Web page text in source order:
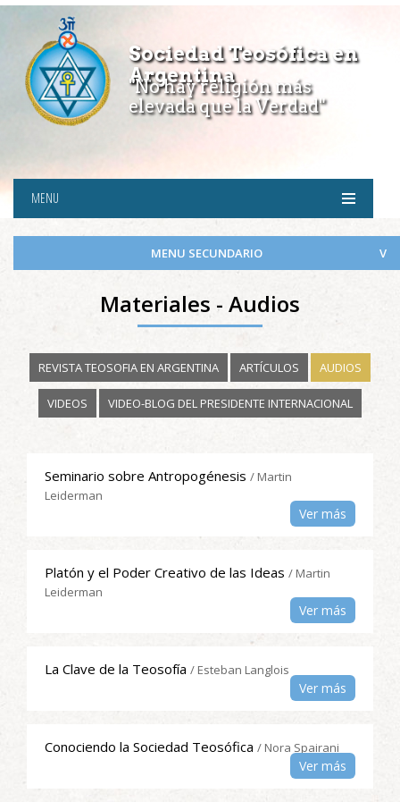
Sociedad Teosófica en
Argentina
"No hay religión más
elevada que la Verdad"
MENU
MENU SECUNDARIO
Materiales - Audios
REVISTA TEOSOFIA EN ARGENTINA ARTÍCULOS AUDIOS
VIDEOS VIDEO-BLOG DEL PRESIDENTE INTERNACIONAL
Seminario sobre Antropogénesis / Martin
Leiderman
Ver más
Platón y el Poder Creativo de las Ideas / Martin
Leiderman
Ver más
La Clave de la Teosofía / Esteban Langlois
Ver más
Conociendo la Sociedad Teosófica / Nora Spairani
Ver más